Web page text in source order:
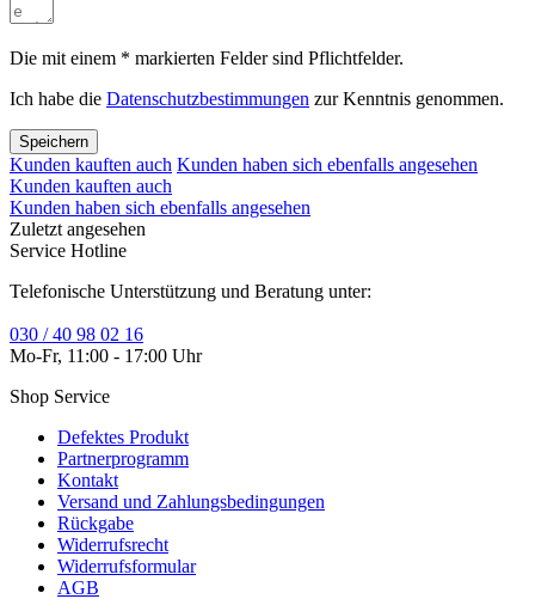
Die mit einem * markierten Felder sind Pflichtfelder.
Ich habe die Datenschutzbestimmungen zur Kenntnis genommen.
Speichern
Kunden kauften auch Kunden haben sich ebenfalls angesehen
Kunden kauften auch
Kunden haben sich ebenfalls angesehen
Zuletzt angesehen
Service Hotline
Telefonische Unterstützung und Beratung unter:
030 / 40 98 02 16
Mo-Fr, 11:00 - 17:00 Uhr
Shop Service
Defektes Produkt
Partnerprogramm
Kontakt
Versand und Zahlungsbedingungen
Rückgabe
Widerrufsrecht
Widerrufsformular
AGB